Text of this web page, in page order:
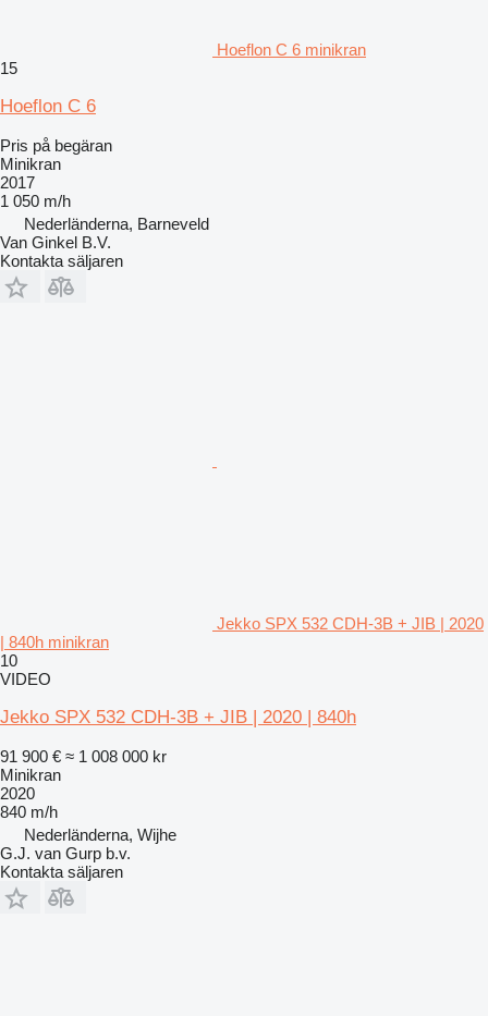
Hoeflon C 6 minikran
15
Hoeflon C 6
Pris på begäran
Minikran
2017
1 050 m/h
Nederländerna, Barneveld
Van Ginkel B.V.
Kontakta säljaren
Jekko SPX 532 CDH-3B + JIB | 2020
| 840h minikran
10
VIDEO
Jekko SPX 532 CDH-3B + JIB | 2020 | 840h
91 900 € ≈ 1 008 000 kr
Minikran
2020
840 m/h
Nederländerna, Wijhe
G.J. van Gurp b.v.
Kontakta säljaren